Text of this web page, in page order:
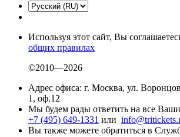
Используя этот сайт, Вы
общих правилах
©2010—2026
Адрес офиса: г. Москва, ул.
1, оф.12
Мы будем рады ответить на все
+7 (495) 649-1331 или
Вы также можете обратиться в